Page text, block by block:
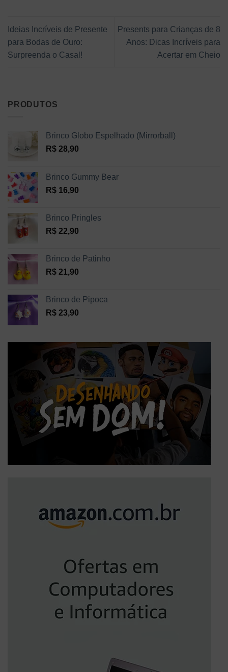
Ideias Incríveis de Presente
para Bodas de Ouro:
Surpreenda o Casal!
Presents para Crianças de 8
Anos: Dicas Incríveis para
Acertar em Cheio
PRODUTOS
Brinco Globo Espelhado (Mirrorball)
R$ 28,90
Brinco Gummy Bear
R$ 16,90
Brinco Pringles
R$ 22,90
Brinco de Patinho
R$ 21,90
Brinco de Pipoca
R$ 23,90